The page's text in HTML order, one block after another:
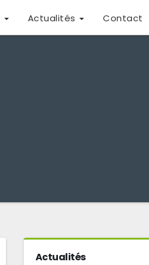
Actualités Contact
Actualités